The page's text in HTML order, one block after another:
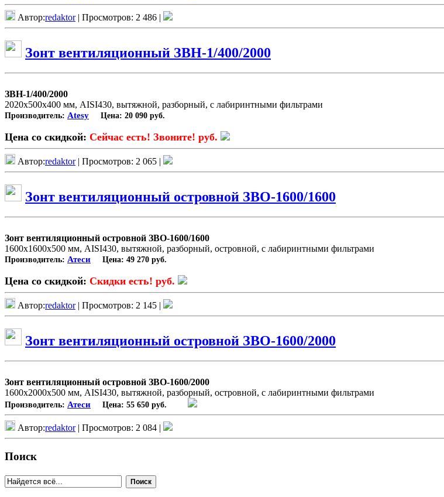
Автор:redaktor| Просмотров: 2 486 |
Зонт вентиляционный ЗВН-1/400/2000
ЗВН-1/400/2000
2020х500х400 мм, AISI430, вытяжной, разборный, с лабиринтными фильтрами
Производитель: Atesy Цена: 20 090 руб.
Цена со скидкой: Сейчас есть! Звоните! руб.
Автор:redaktor| Просмотров: 2 065 |
Зонт вентиляционный островной ЗВО-1600/1600
Зонт вентиляционный островной ЗВО-1600/1600
1600х1600х500 мм, AISI430, вытяжной, разборный, островной, с лабиринтными фильтрами
Производитель: Атеси Цена: 49 270 руб.
Цена со скидкой: Скидки есть! руб.
Автор:redaktor| Просмотров: 2 145 |
Зонт вентиляционный островной ЗВО-1600/2000
Зонт вентиляционный островной ЗВО-1600/2000
1600х2000х500 мм, AISI430, вытяжной, разборный, островной, с лабиринтными фильтрами
Производитель: Атеси Цена: 55 650 руб.
Автор:redaktor| Просмотров: 2 084 |
Поиск
Поиск